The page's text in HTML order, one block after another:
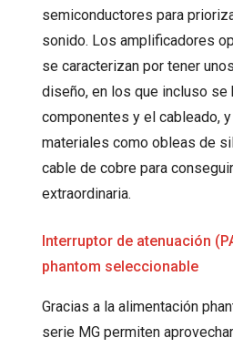
semiconductores para
sonido. Los amplificadores
se caracterizan por tener
diseño, en los que incluso se
componentes y el cableado,
materiales como obleas de
cable de cobre para
extraordinaria.
Interruptor de atenuación
phantom seleccionable
Gracias a la alimentación
serie MG permiten